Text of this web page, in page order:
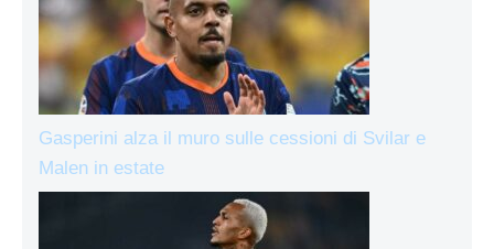
Gasperini alza il muro sulle cessioni di Svilar e
Malen in estate